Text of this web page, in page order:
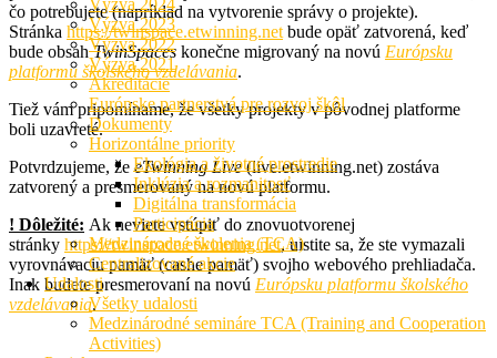
Výzva 2024
Výzva 2023
Výzva 2022
Výzva 2021
Akreditácie
Európske partnerstvá pre rozvoj škôl
Dokumenty
Horizontálne priority
Ekológia a životné prostredie
Inklúzia a rozmanitosť
Digitálna transformácia
Participácia
Medzinárodné školenia (TCA)
Centralizované akcie
Udalosti
Všetky udalosti
Medzinárodné semináre TCA (Training and Cooperation
Activities)
čo potrebujete (napríklad na vytvorenie správy o projekte).
Stránka https://twinspace.etwinning.net bude opäť zatvorená, keď
bude obsahTwinSpaces konečne migrovaný na novú Európsku
platformu školského vzdelávania.
Tiež vám pripomíname, že všetky projekty v pôvodnej platforme
boli uzavreté.
Potvrdzujeme, žeeTwinning Live(live.etwinning.net) zostáva
zatvorený a presmerovaný na novú platformu.
! Dôležité: Ak neviete vstúpiť do znovuotvorenej
stránky https://twinspace.etwinning.net, uistite sa, že ste vymazali
vyrovnávaciu pamäť (cashe pamäť) svojho webového prehliadača.
Inak budete presmerovaní na novú Európsku platformu školského
vzdelávania.